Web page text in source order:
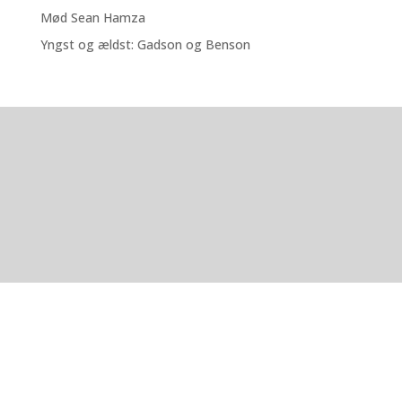
Mød Sean Hamza
Yngst og ældst: Gadson og Benson